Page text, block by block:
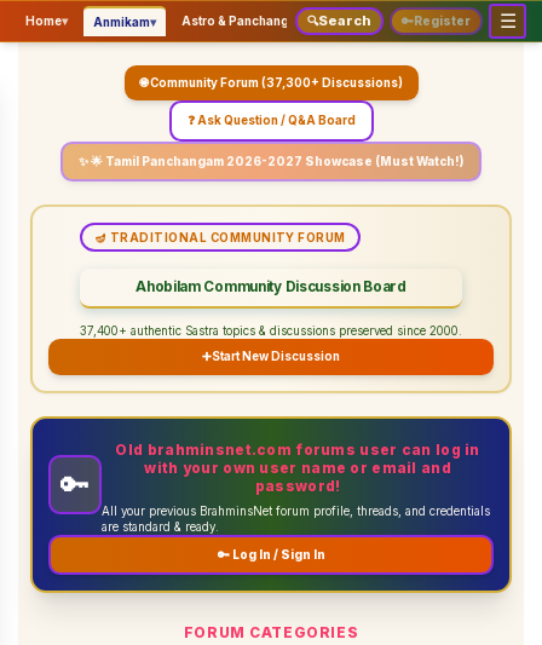
Home▾ Anmikam▾ Astro & Panchangam▾ Vaidhikam & Sastram▾
🔍Search 🔑Register ☰
🌐 Community Forum (37,300+ Discussions)
❓ Ask Question / Q&A Board
✨ 🌟 Tamil Panchangam 2026-2027 Showcase (Must Watch!)
🪔 TRADITIONAL COMMUNITY FORUM
Ahobilam Community Discussion Board
37,400+ authentic Sastra topics & discussions preserved since 2000.
➕Start New Discussion
🔑
Old brahminsnet.com forums user can log in
with your own user name or email and
password!
All your previous BrahminsNet forum profile, threads, and credentials
are standard & ready.
🔑 Log In / Sign In
FORUM CATEGORIES